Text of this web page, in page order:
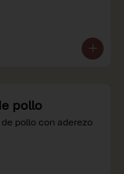
pollo
pollo con aderezo